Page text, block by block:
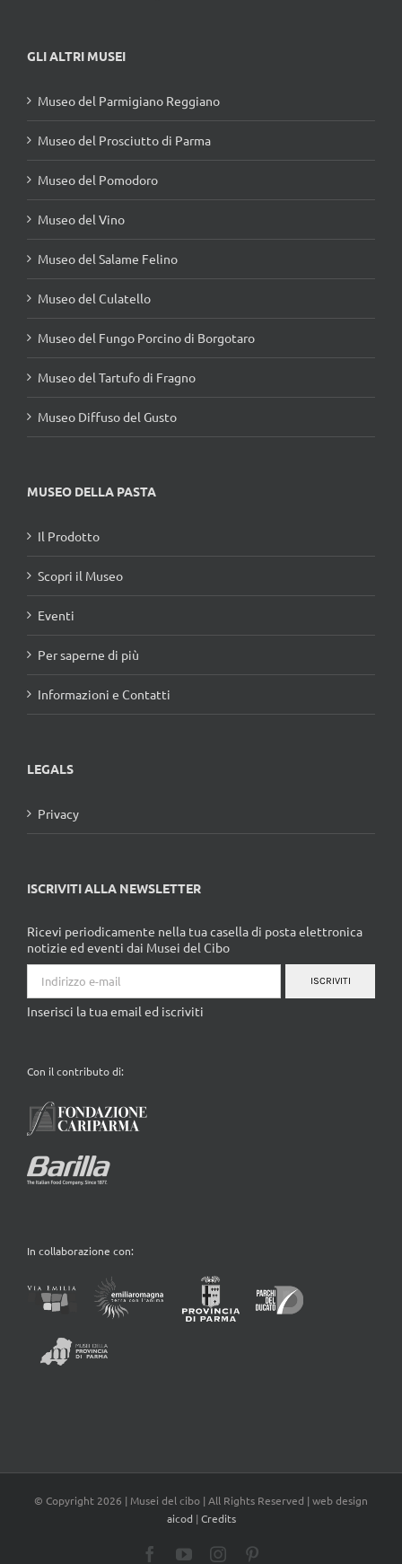
GLI ALTRI MUSEI
Museo del Parmigiano Reggiano
Museo del Prosciutto di Parma
Museo del Pomodoro
Museo del Vino
Museo del Salame Felino
Museo del Culatello
Museo del Fungo Porcino di Borgotaro
Museo del Tartufo di Fragno
Museo Diffuso del Gusto
MUSEO DELLA PASTA
Il Prodotto
Scopri il Museo
Eventi
Per saperne di più
Informazioni e Contatti
LEGALS
Privacy
ISCRIVITI ALLA NEWSLETTER
Ricevi periodicamente nella tua casella di posta elettronica
notizie ed eventi dai Musei del Cibo
ISCRIVITI
Inserisci la tua email ed iscriviti
Con il contributo di:
In collaborazione con:
© Copyright 2026 | Musei del cibo | All Rights Reserved | web design
aicod | Credits
FacebookYouTubeInstagram